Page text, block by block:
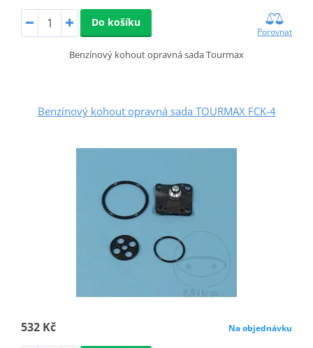
Do košíku
Porovnat
Benzínový kohout opravná sada Tourmax
Benzínový kohout opravná sada TOURMAX FCK-4
532 Kč Na objednávku